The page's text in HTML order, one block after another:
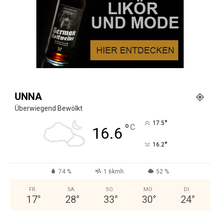
UNNA
Überwiegend Bewölkt
16.6 °C 17.5°
16.2°
74 % 1.6kmh 52 %
FR.
17°
SA.
28°
SO.
33°
MO.
30°
DI.
24°